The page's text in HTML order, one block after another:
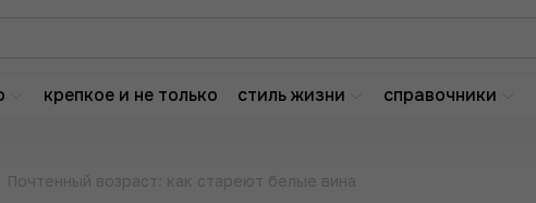
крепкое и не только стиль жизни справочники
Почтенный возраст: как стареют белые вина